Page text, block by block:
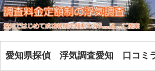
愛知県探偵浮気調査愛知 口コミ